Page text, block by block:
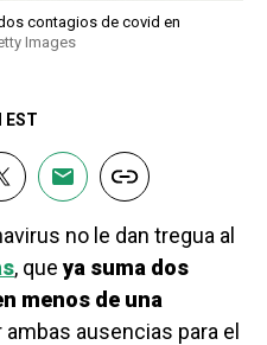
contagios de covid en
Images
EST
no le dan tregua al
, que ya suma dos
menos de una
ambas ausencias para el